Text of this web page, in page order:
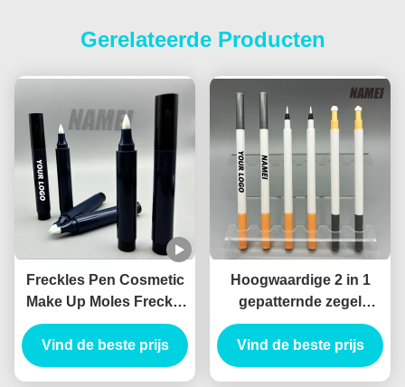
Gerelateerde Producten
Freckles Pen Cosmetic
Make Up Moles Freckle
Pen Custom Logo OEM
Groothandel Freckle
Pen Container
Vind de beste prijs
Hoogwaardige 2 in 1
gepatternde zegel
eyeliner vloeibare
eyeliner cosmetische
eyeliner verpakking
Vind de beste prijs